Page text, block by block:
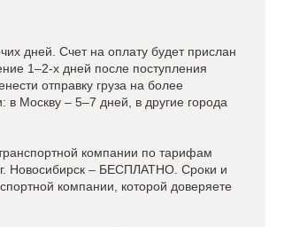
дней. Счет на оплату будет прислан
1–2-х дней после поступления
отправку груза на более
Москву – 5–7 дней, в другие города
компании по тарифам
Новосибирск – БЕСПЛАТНО. Сроки и
компании, которой доверяете